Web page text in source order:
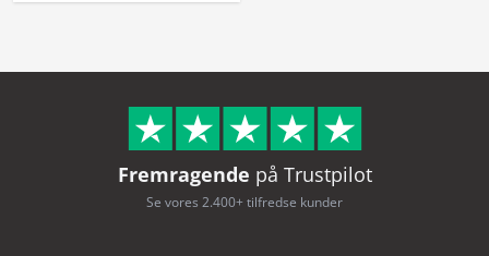
Fremragende på Trustpilot
Se vores 2.400+ tilfredse kunder